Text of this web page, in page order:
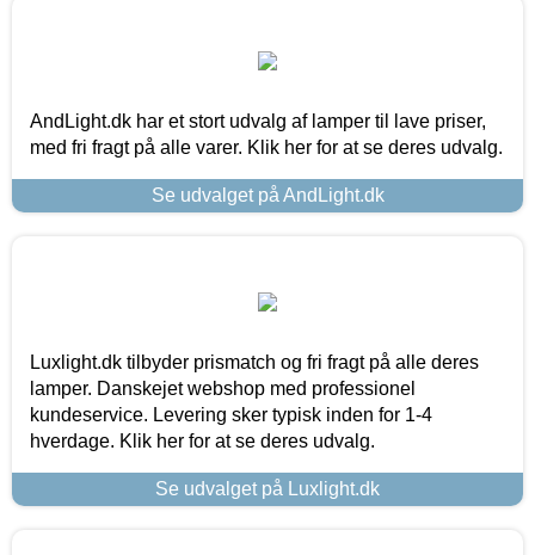
AndLight.dk har et stort udvalg af lamper til lave priser,
med fri fragt på alle varer. Klik her for at se deres udvalg.
Se udvalget på AndLight.dk
Luxlight.dk tilbyder prismatch og fri fragt på alle deres
lamper. Danskejet webshop med professionel
kundeservice. Levering sker typisk inden for 1-4
hverdage. Klik her for at se deres udvalg.
Se udvalget på Luxlight.dk